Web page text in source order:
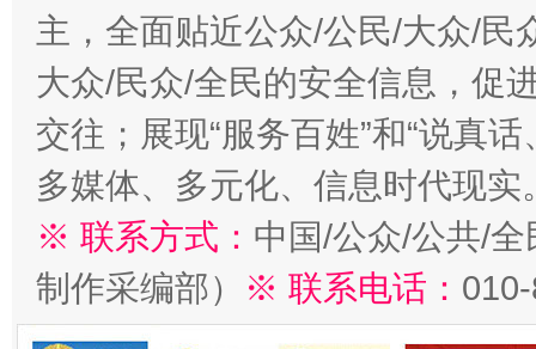
主，全面贴近公众/公民/大众/民
大众/民众/全民的安全信息，促
交往；展现“服务百姓”和“说真
多媒体、多元化、信息时代现实
※ 联系方式： 中国/公众/公共/
制作采编部）
※ 联系电话：